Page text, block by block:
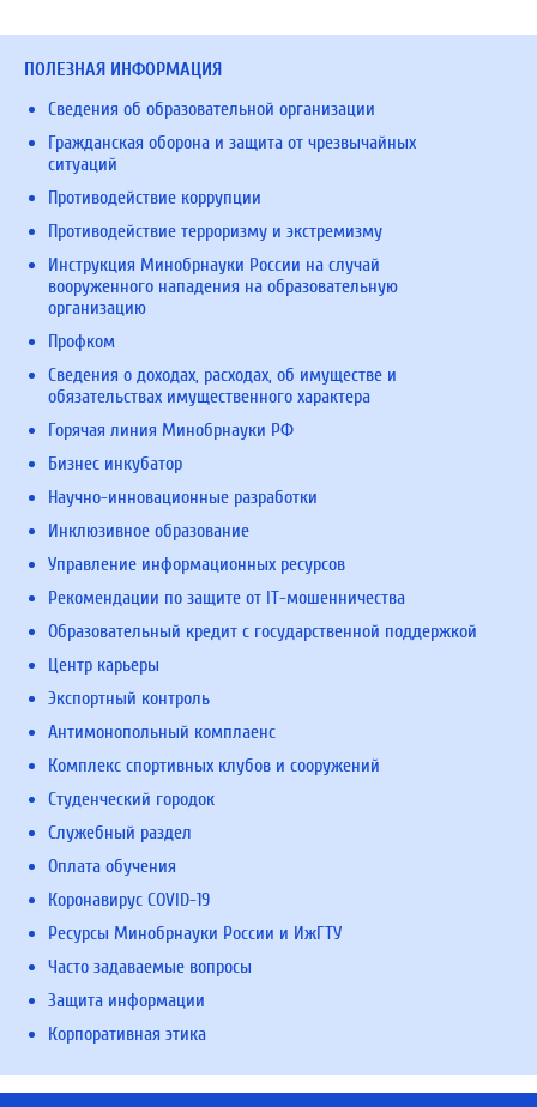
ПОЛЕЗНАЯ ИНФОРМАЦИЯ
Сведения об образовательной организации
Гражданская оборона и защита от чрезвычайных
ситуаций
Противодействие коррупции
Противодействие терроризму и экстремизму
Инструкция Минобрнауки России на случай
вооруженного нападения на образовательную
организацию
Профком
Сведения о доходах, расходах, об имуществе и
обязательствах имущественного характера
Горячая линия Минобрнауки РФ
Бизнес инкубатор
Научно-инновационные разработки
Инклюзивное образование
Управление информационных ресурсов
Рекомендации по защите от IT-мошенничества
Образовательный кредит с государственной поддержкой
Центр карьеры
Экспортный контроль
Антимонопольный комплаенс
Комплекс спортивных клубов и сооружений
Студенческий городок
Служебный раздел
Оплата обучения
Коронавирус COVID-19
Ресурсы Минобрнауки России и ИжГТУ
Часто задаваемые вопросы
Защита информации
Корпоративная этика